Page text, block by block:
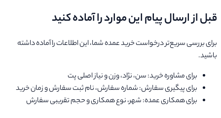
قبل از ارسال پیام این موارد را آماده کنید
برای بررسی سریع‌تر درخواست خرید عمده شما، این اطلاعات را آماده داشته
باشید.
برای مشاوره خرید: سن، نژاد، وزن و نیاز اصلی پت
برای پیگیری سفارش: شماره سفارش، نام ثبت سفارش و زمان خرید
برای همکاری عمده: شهر، نوع همکاری و حجم تقریبی سفارش